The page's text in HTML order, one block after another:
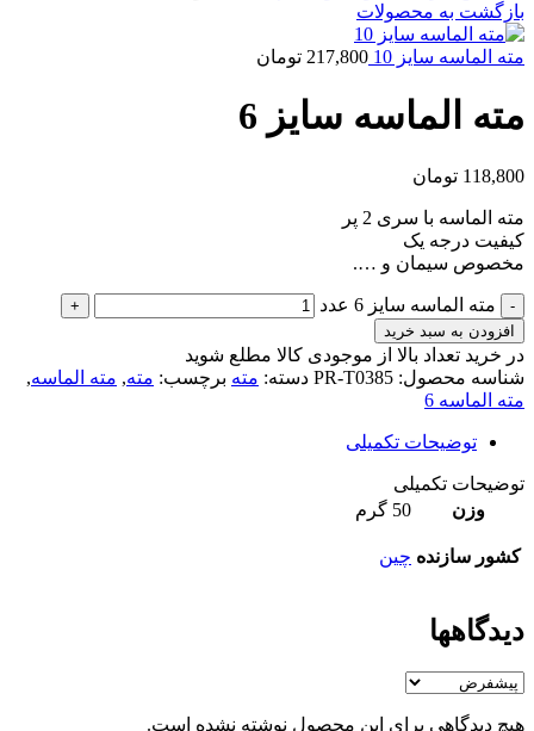
بازگشت به محصولات
مته الماسه سایز 10 217,800 تومان
مته الماسه سایز 6
118,800 تومان
مته الماسه با سری 2 پر
کیفیت درجه یک
مخصوص سیمان و ….
مته الماسه سایز 6 عدد
افزودن به سبد خرید
در خرید تعداد بالا از موجودی کالا مطلع شوید
شناسه محصول: PR-T0385 دسته: مته برچسب: مته, مته الماسه,
مته الماسه 6
توضیحات تکمیلی
توضیحات تکمیلی
وزن
50 گرم
کشور سازنده چین
دیدگاهها
هیچ دیدگاهی برای این محصول نوشته نشده است.